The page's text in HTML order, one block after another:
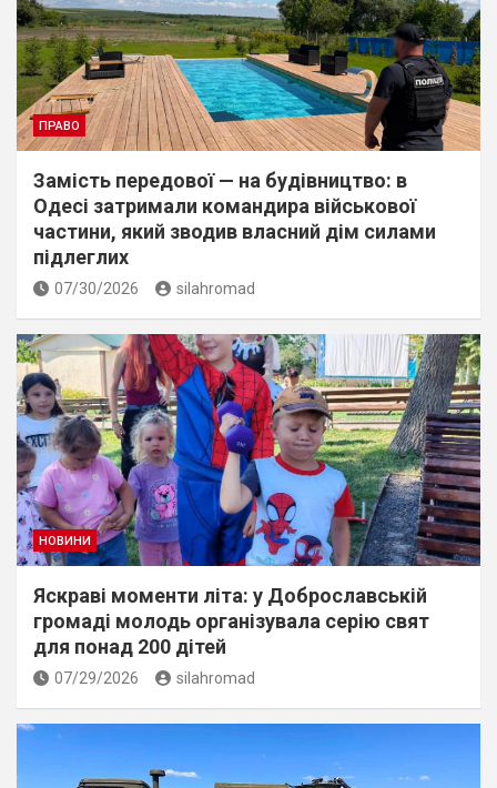
ПРАВО
Замість передової — на будівництво: в
Одесі затримали командира військової
частини, який зводив власний дім силами
підлеглих
07/30/2026 silahromad
НОВИНИ
Яскраві моменти літа: у Доброславській
громаді молодь організувала серію свят
для понад 200 дітей
07/29/2026 silahromad